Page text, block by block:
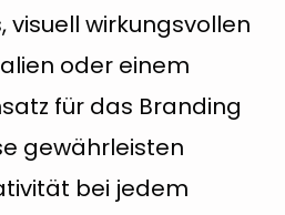
visuell wirkungsvollen
oder einem
für das Branding
gewährleisten
bei jedem